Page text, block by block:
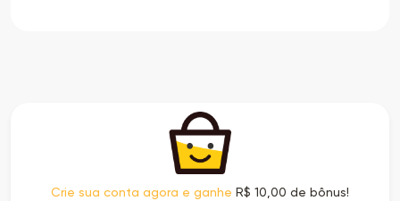
Crie sua conta agora e ganhe R$ 10,00 de bônus!